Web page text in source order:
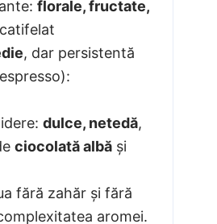
florale, fructate,
, dar persistentă
dulce, netedă,
ciocolată albă și
fără zahăr și fără
aromei.